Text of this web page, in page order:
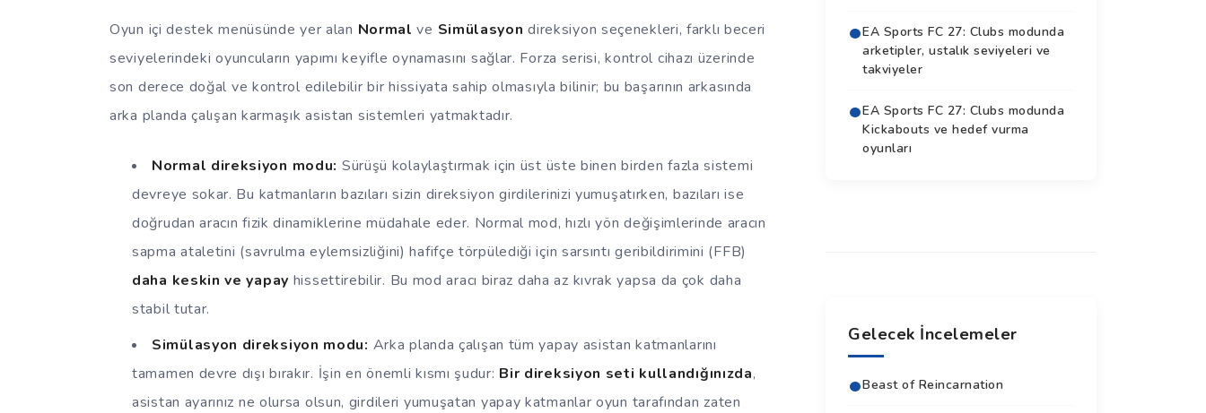
Oyun içi destek menüsünde yer alan Normal ve Simülasyondireksiyon seçenekleri, farklı beceri
seviyelerindeki oyuncuların yapımı keyifle oynamasını sağlar. Forza serisi, kontrol cihazı üzerinde
son derece doğal ve kontrol edilebilir bir hissiyata sahip olmasıyla bilinir; bu başarının arkasında
arka planda çalışan karmaşık asistan sistemleri yatmaktadır.
Normal direksiyon modu: Sürüşü kolaylaştırmak için üst üste binen birden fazla sistemi
devreye sokar. Bu katmanların bazıları sizin direksiyon girdilerinizi yumuşatırken, bazıları ise
doğrudan aracın fizik dinamiklerine müdahale eder. Normal mod, hızlı yön değişimlerinde aracın
sapma ataletini (savrulma eylemsizliğini) hafifçe törpülediği için sarsıntı geribildirimini (FFB)
daha keskin ve yapay hissettirebilir. Bu mod aracı biraz daha az kıvrak yapsa da çok daha
stabil tutar.
Simülasyon direksiyon modu: Arka planda çalışan tüm yapay asistan katmanlarını
tamamen devre dışı bırakır. İşin en önemli kısmı şudur: Bir direksiyon seti kullandığınızda,
asistan ayarınız ne olursa olsun, girdileri yumuşatan yapay katmanlar oyun tarafından zaten
EA Sports FC 27: Clubs modunda
arketipler, ustalık seviyeleri ve
takviyeler
EA Sports FC 27: Clubs modunda
Kickabouts ve hedef vurma
oyunları
Gelecek İncelemeler
Beast of Reincarnation